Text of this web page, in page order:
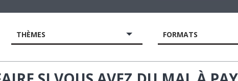
THÈMES FORMATS